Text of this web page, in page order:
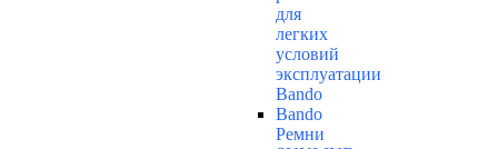
для
легких
условий
эксплуатации
Bando
Bando
Ремни